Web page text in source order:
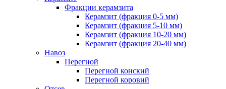
Фракции керамзита
Керамзит (фракция 0-5 мм)
Керамзит (фракция 5-10 мм)
Керамзит (фракция 10-20 мм)
Керамзит (фракция 20-40 мм)
Навоз
Перегной
Перегной конский
Перегной коровий